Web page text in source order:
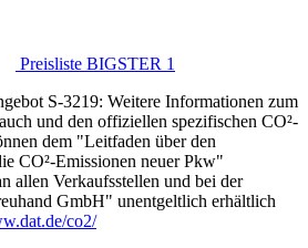
Preisliste BIGSTER 1
S-3219: Weitere Informationen zum
und den offiziellen spezifischen CO²-
dem "Leitfaden über den
CO²-Emissionen neuer Pkw"
allen Verkaufsstellen und bei der
GmbH" unentgeltlich erhältlich
co2/